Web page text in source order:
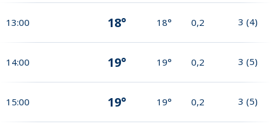
13:00 18° 18° 0,2 3 (4)
14:00 19° 19° 0,2 3 (5)
15:00 19° 19° 0,2 3 (5)